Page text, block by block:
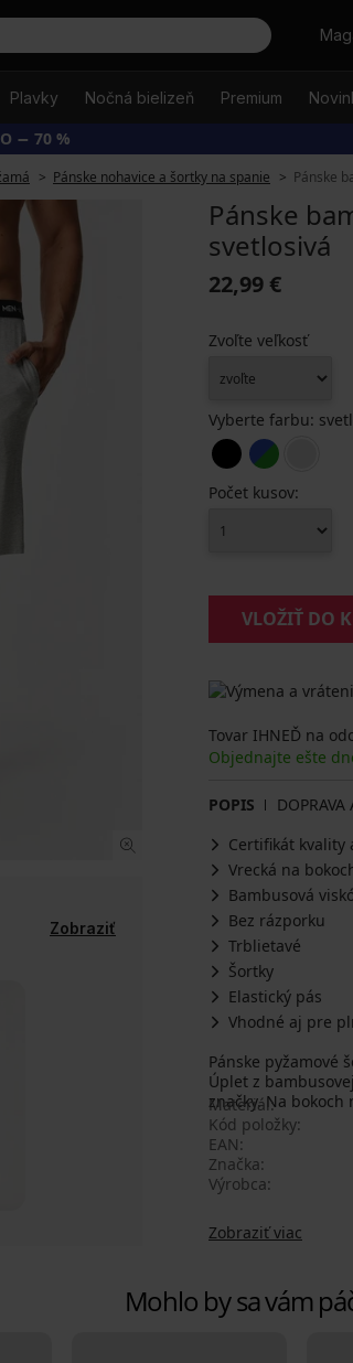
Hľadať
Plavky Nočná bielizeň Premium
− 70 %
Pánske nohavice a šortky na spanie Pánske
Zobraziť
Pánske
svetlosivá
22,99 €
Zvoľte veľkosť
Vyberte farbu:
Počet kusov:
VLOŽIŤ DO
Tovar IHNEĎ na
Objednajte ešte
POPIS DOPRAVA
Certifikát kvality
Vrecká na
Bambusová
Bez rázporku
Trblietavé
Šortky
Elastický pás
Vhodné aj pre
Pánske pyžamové
Úplet z
značky. Na
Materiál
Kód položky
EAN
Značka
Výrobca
Zobraziť viac
Mohlo by sa vám